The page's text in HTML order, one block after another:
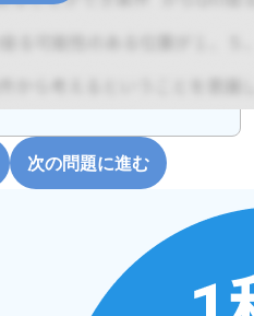
次の問題に進む